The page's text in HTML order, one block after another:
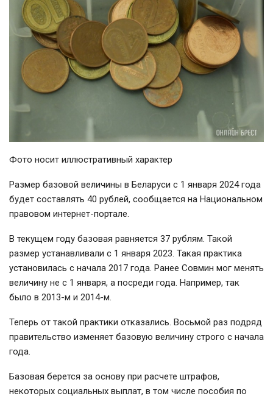
Фото носит иллюстративный характер
Размер базовой величины в Беларуси с 1 января 2024 года
будет составлять 40 рублей, сообщается на Национальном
правовом интернет-портале.
В текущем году базовая равняется 37 рублям. Такой
размер устанавливали с 1 января 2023. Такая практика
установилась с начала 2017 года. Ранее Совмин мог менять
величину не с 1 января, а посреди года. Например, так
было в 2013-м и 2014-м.
Теперь от такой практики отказались. Восьмой раз подряд
правительство изменяет базовую величину строго с начала
года.
Базовая берется за основу при расчете штрафов,
некоторых социальных выплат, в том числе пособия по